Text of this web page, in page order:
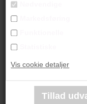
Vis cookie detaljer